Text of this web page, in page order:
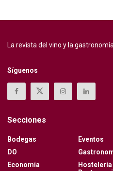
La revista del vino y la
Síguenos
Secciones
Bodegas
DO
Economía
Eventos
Hostelería